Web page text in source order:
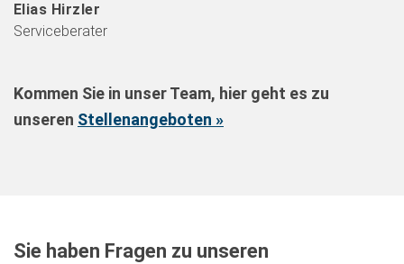
Elias Hirzler
Serviceberater
Kommen Sie in unser Team, hier geht es zu
unseren Stellenangeboten »
Sie haben Fragen zu unseren